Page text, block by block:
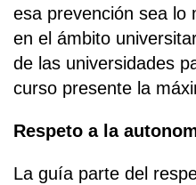
esa prevención sea lo
en el ámbito
de las universidades
curso presente la
Respeto a la
La guía parte del